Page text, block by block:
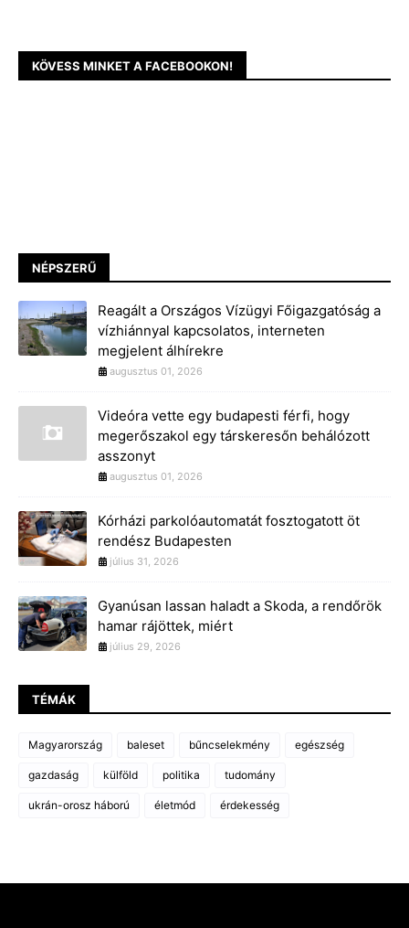
KÖVESS MINKET A FACEBOOKON!
NÉPSZERŰ
Reagált a Országos Vízügyi Főigazgatóság a
vízhiánnyal kapcsolatos, interneten
megjelent álhírekre
augusztus 01, 2026
Videóra vette egy budapesti férfi, hogy
megerőszakol egy társkeresőn behálózott
asszonyt
augusztus 01, 2026
Kórházi parkolóautomatát fosztogatott öt
rendész Budapesten
július 31, 2026
Gyanúsan lassan haladt a Skoda, a rendőrök
hamar rájöttek, miért
július 29, 2026
TÉMÁK
Magyarország baleset bűncselekmény egészség
gazdaság külföld politika tudomány
ukrán-orosz háború életmód érdekesség